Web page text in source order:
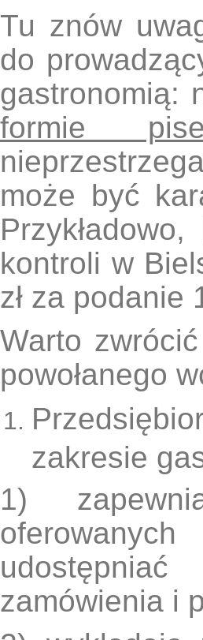
Tu znów
do
gastronomią:
formie
może być
kontroli w
zł za podanie
Warto
powołanego
zakresie
1)
zamówienia i